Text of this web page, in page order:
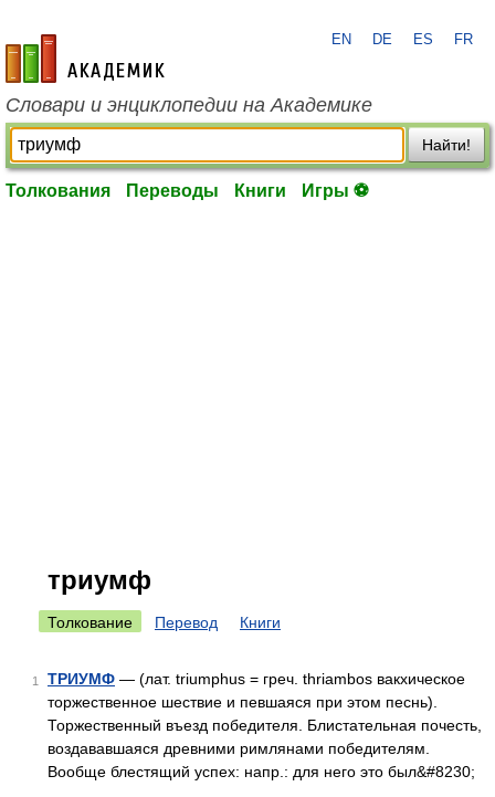
academic.ru
EN DE ES FR
Словари и энциклопедии на Академике
Найти!
Толкования Переводы Книги Игры ⚽
триумф
Толкование Перевод Книги
1 ТРИУМФ — (лат. triumphus = греч. thriambos вакхическое
торжественное шествие и певшаяся при этом песнь).
Торжественный въезд победителя. Блистательная почесть,
воздававшаяся древними римлянами победителям.
Вообще блестящий успех: напр.: для него это был&#8230;